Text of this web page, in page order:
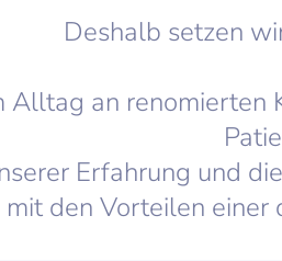
Deshalb setzen
Alltag an
Erfahrung und
mit den Vorteilen